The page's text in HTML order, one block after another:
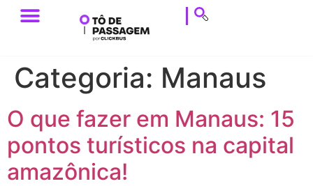
Categoria: Manaus
O que fazer em Manaus: 15
pontos turísticos na capital
amazônica!